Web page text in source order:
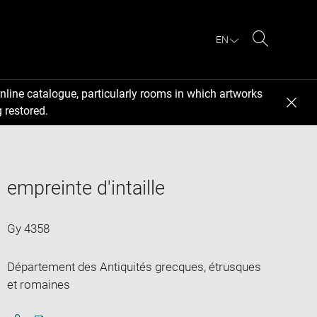
EN
catalogue, particularly rooms in which artworks
restored.
empreinte d'intaille
Gy 4358
Département des Antiquités grecques, étrusques
et romaines